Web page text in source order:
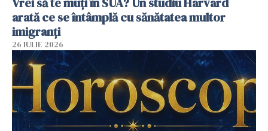
arată ce se întâmplă cu sănătatea multor
imigranți
26 IULIE 2026